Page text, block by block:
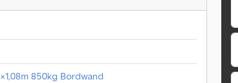
850kg Bordwand